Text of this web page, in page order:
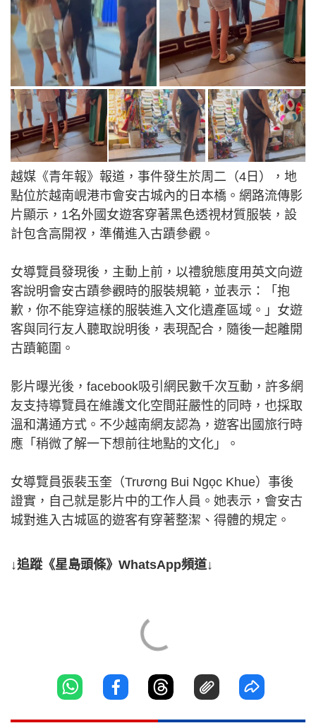
越媒《青年報》報道，事件發生於周二（4日），地
點位於越南峴港市會安古城內的日本橋。網路流傳影
片顯示，1名外國女遊客穿著黑色透視材質服裝，設
計包含高開衩，準備進入古蹟參觀。
女導覽員發現後，主動上前，以禮貌態度用英文向遊
客說明會安古蹟參觀時的服裝規範，並表示：「抱
歉，你不能穿這樣的服裝進入文化遺產區域。」女遊
客與同行友人聽取說明後，表現配合，隨後一起離開
古蹟範圍。
影片曝光後，facebook吸引網民數千次互動，許多網
友支持導覽員在維護文化空間莊嚴性的同時，也採取
溫和溝通方式。不少越南網友認為，遊客出國旅行時
應「稍微了解一下想前往地點的文化」。
女導覽員張裴玉奎（Trương Bui Ngọc Khue）事後
證實，自己就是影片中的工作人員。她表示，會安古
城對進入古城區的遊客有穿著整潔、得體的規定。
↓追蹤《星島頭條》WhatsApp頻道↓